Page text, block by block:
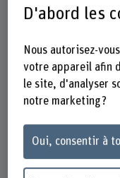
Kathy Haas
Contact
Afficher l'e-mail
D'abord les
Nous autorisez-
votre appareil afin
le site, d'analyser
notre marketing ?
Oui, consentir à